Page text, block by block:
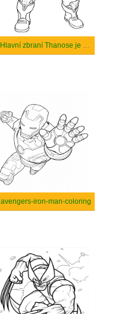
Hlavní zbraní Thanose je rukavice nekonečna
avengers-iron-man-coloring